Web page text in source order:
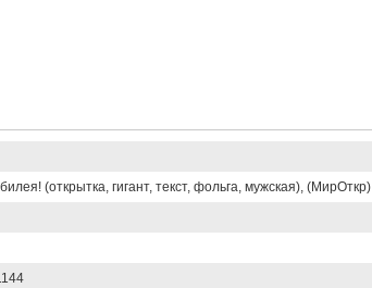
(открытка, гигант, текст, фольга, мужская), (МирОткр)